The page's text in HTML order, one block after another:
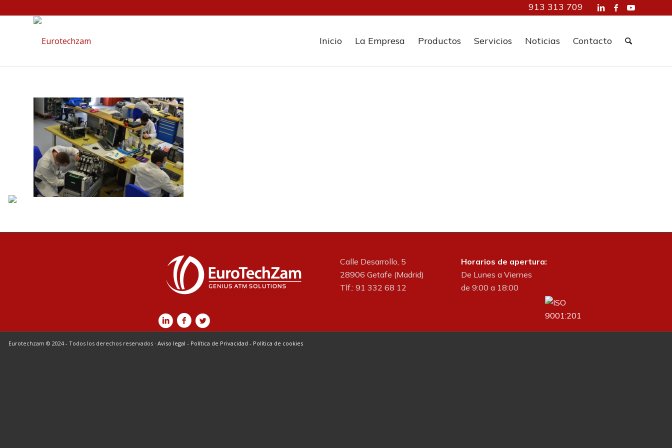
913 313 709
Inicio La Empresa Productos Servicios Noticias Contacto
Calle Desarrollo, 5
28906 Getafe (Madrid)
Tlf.: 91 332 68 12
Horarios de apertura:
De Lunes a Viernes
de 9:00 a 18:00
Eurotechzam © 2024 - Todos los derechos reservados · Aviso legal - Política de Privacidad - Política de cookies